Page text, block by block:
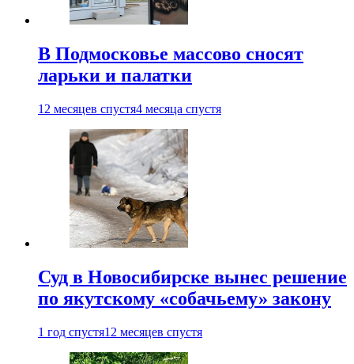
В Подмосковье массово сносят
ларьки и палатки
12 месяцев спустя4 месяца спустя
Суд в Новосибирске вынес решение
по якутскому «собачьему» закону
1 год спустя12 месяцев спустя